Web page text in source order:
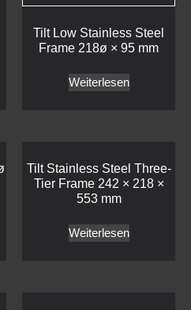
Tilt Stainless Steel Three-
Tier Frame 242 × 218 ×
Tilt Extra Tall Black Frame
218ø × 350 mm
Weiterlesen